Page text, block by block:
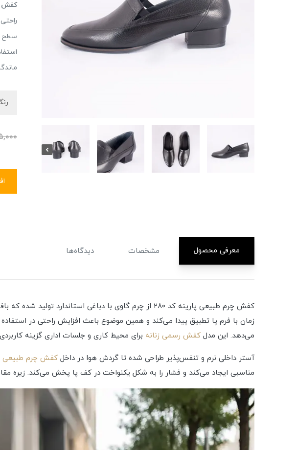
کفش
سطح
معرفی محصول مشخصات دیدگاه‌ها
کفش چرم طبیعی پارینه کد ۲۸۰ از چرم گاوی با دباغی
زمان با فرم پا تطبیق پیدا می‌کند و همین موضوع باعث افزایش راحتی در
می‌دهد. این مدل کفش رسمی زنانه برای محیط کاری و جلسات اداری گزینه‌
آستر داخلی نرم و تنفس‌پذیر طراحی شده تا گردش هوا در داخل کفش چرم طبیعی
مناسبی ایجاد می‌کند و فشار را به شکل یکنواخت در کف پا پخش می‌کند. زیره